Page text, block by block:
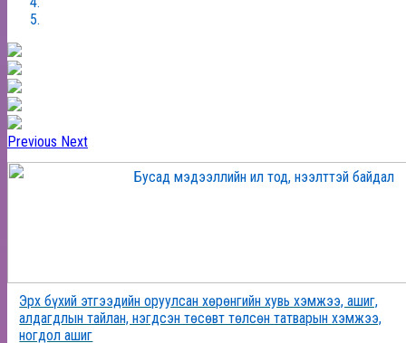
Previous Next
Бусад мэдээллийн ил тод, нээлттэй байдал
Эрх бүхий этгээдийн оруулсан хөрөнгийн хувь хэмжээ, ашиг,
алдагдлын тайлан, нэгдсэн төсөвт төлсөн татварын хэмжээ,
ногдол ашиг